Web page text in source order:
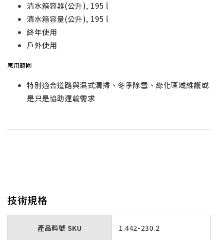
清水箱容器(公升), 195 l
清水箱容量(公升), 195 l
終年使用
戶外使用
應用範圍
特別適合道路與濕式清掃、冬季除雪、綠化區域維護或
是只是協助運輸需求
技術規格
產品料號 SKU 1.442-230.2